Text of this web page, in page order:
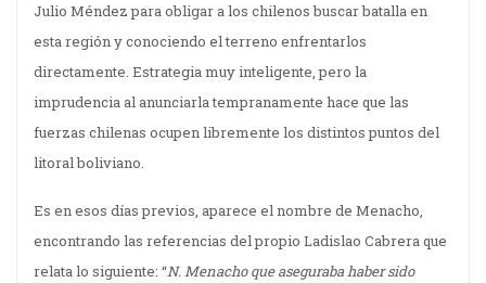
Julio Méndez para obligar a los chilenos buscar batalla en
esta región y conociendo el terreno enfrentarlos
directamente. Estrategia muy inteligente, pero la
imprudencia al anunciarla tempranamente hace que las
fuerzas chilenas ocupen libremente los distintos puntos del
litoral boliviano.
Es en esos días previos, aparece el nombre de Menacho,
encontrando las referencias del propio Ladislao Cabrera que
relata lo siguiente: “N. Menacho que aseguraba haber sido